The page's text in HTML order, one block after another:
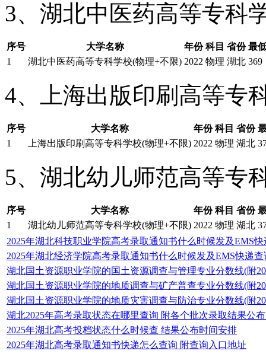
3、湖北中医药高等专科
序号 大学名称 年份 科目 省份 最
1
湖北中医药高等专科学校(物理+不限) 2022 物理 湖北 369
4、上海出版印刷高等专
序号 大学名称 年份 科目 省份
1
上海出版印刷高等专科学校(物理+不限) 2022 物理 湖北
5、湖北幼儿师范高等专
序号 大学名称 年份 科目 省份
1
湖北幼儿师范高等专科学校(物理+不限) 2022 物理 湖北
2025年湖北科技职业学院高考录取通知书什么时候发及EMS
2025年湖北经济学院高考录取通知书什么时候发及EMS快递查
湖北国土资源职业学院的国土资源调查与管理专业分数线(附
湖北国土资源职业学院的地质调查与矿产普查专业分数线(附
湖北国土资源职业学院的地质灾害调查与防治专业分数线(附
湖北2025年高考录取状态在哪里查询 附各个批次录取结果公
2025年湖北高考投档状态什么时候查 结果公布时间安排
2025年湖北高考录取通知书快递怎么查询 附查询入口地址